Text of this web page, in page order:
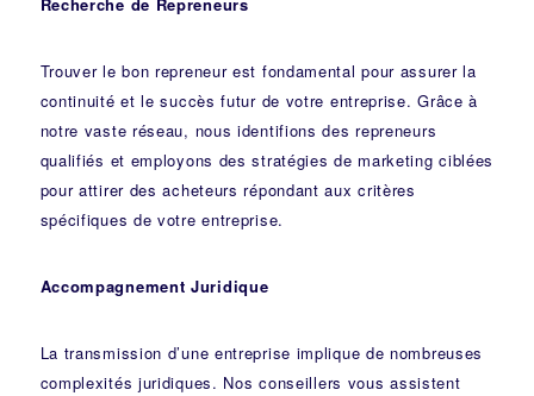
Trouver le bon repreneur est fondamental pour assurer la
continuité et le succès futur de votre entreprise. Grâce à
notre vaste réseau, nous identifions des repreneurs
qualifiés et employons des stratégies de marketing ciblées
pour attirer des acheteurs répondant aux critères
spécifiques de votre entreprise.
Accompagnement Juridique
La transmission d’une entreprise implique de nombreuses
complexités juridiques. Nosconseillers vous assistent